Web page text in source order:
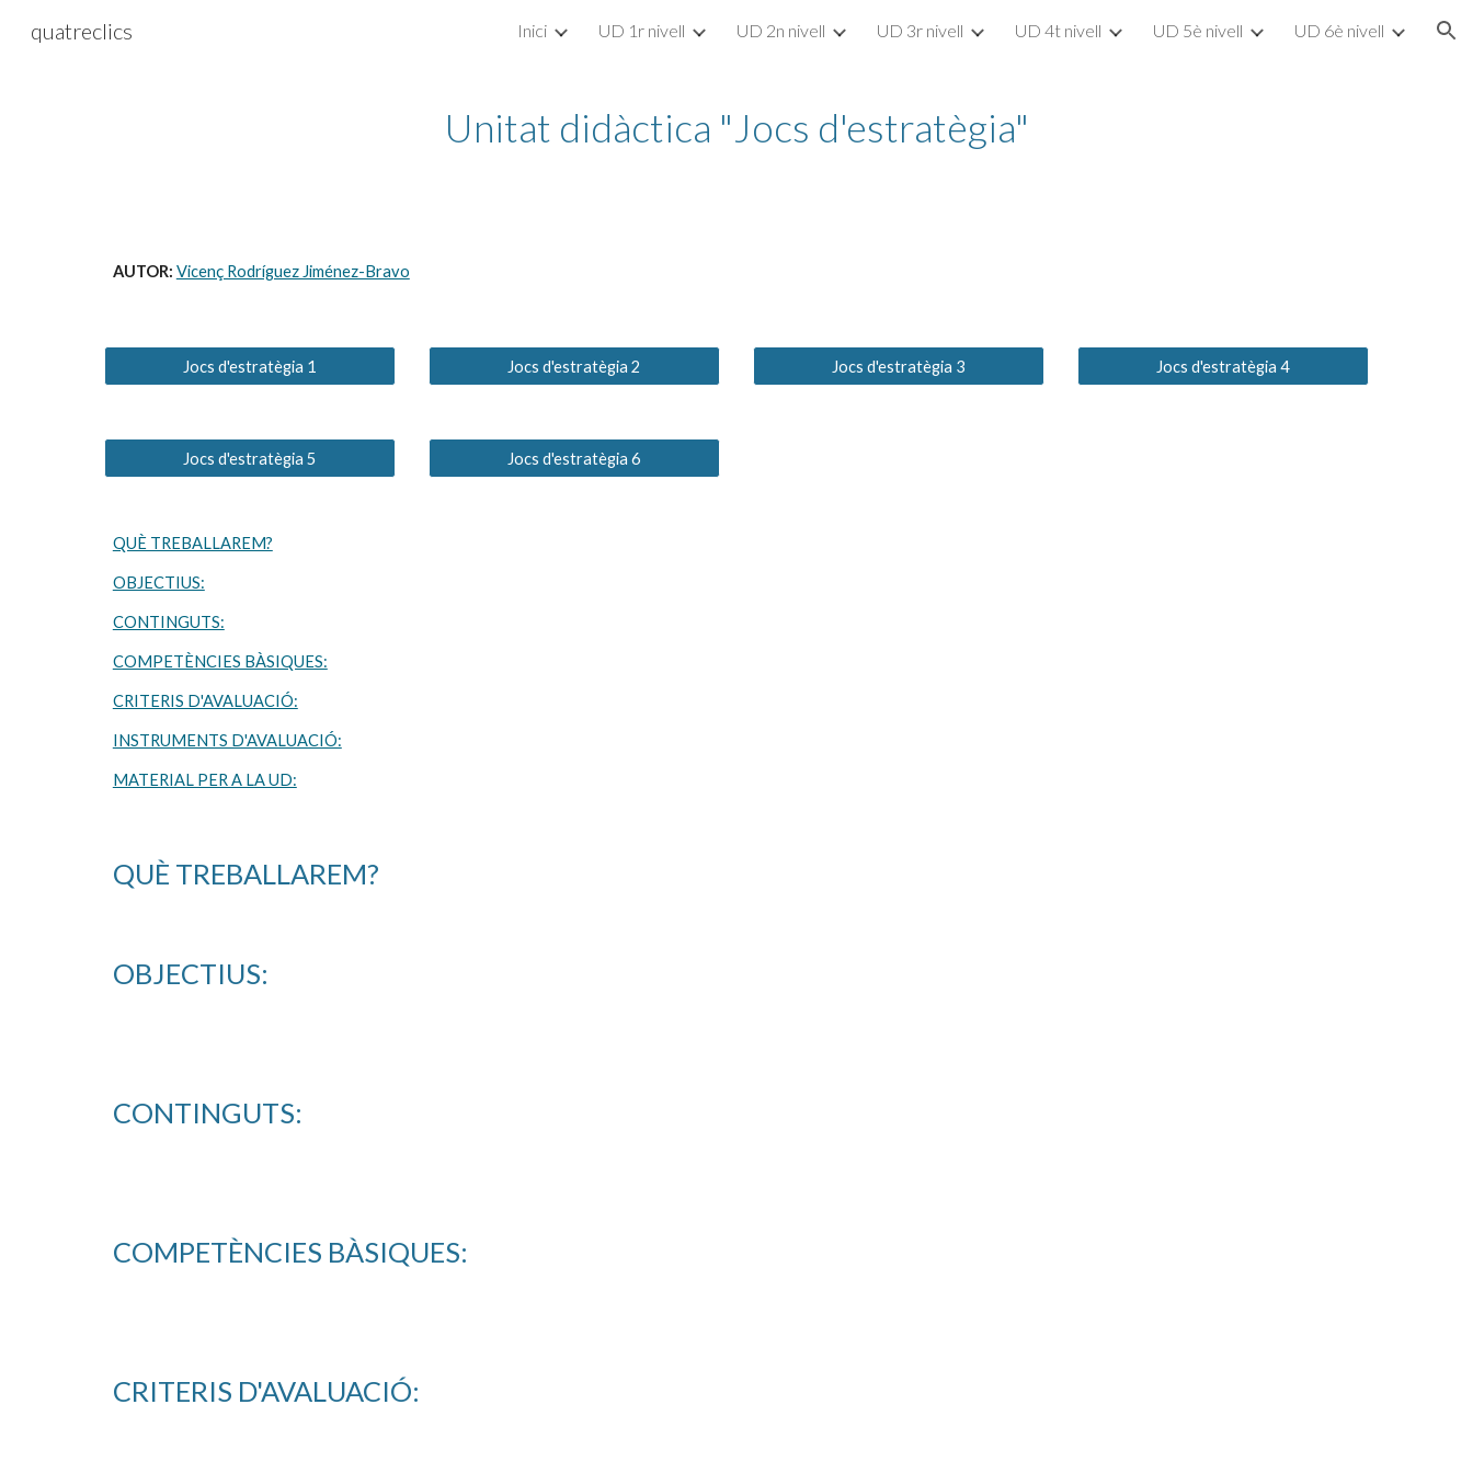
Skip to main content Skip to navigation
quatreclics Inici UD 1r nivell UD 2n nivell UD 3r nivell UD 4t nivell UD 5è nivell UD 6è nivell
Unitat didàctica "Jocs d'estratègia"
AUTOR: Vicenç Rodríguez Jiménez-Bravo
Jocs d'estratègia 1 Jocs d'estratègia 2 Jocs d'estratègia 3 Jocs d'estratègia 4
Jocs d'estratègia 5 Jocs d'estratègia 6
QUÈ TREBALLAREM?
OBJECTIUS:
CONTINGUTS:
COMPETÈNCIES BÀSIQUES:
CRITERIS D'AVALUACIÓ:
INSTRUMENTS D'AVALUACIÓ:
MATERIAL PER A LA UD:
QUÈ TREBALLAREM?
OBJECTIUS:
CONTINGUTS:
COMPETÈNCIES BÀSIQUES:
CRITERIS D'AVALUACIÓ: